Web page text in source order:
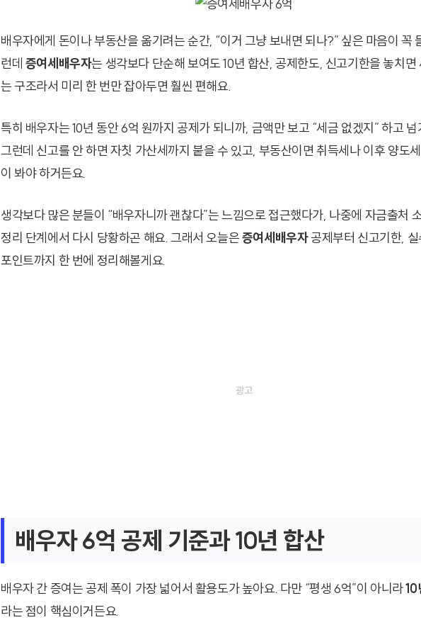
배우자에게 돈이나 부동산을 옮기려는 순간, “이거 그냥 보내면 되나?” 싶은 마음이 꼭
런데 증여세배우자는 생각보다 단순해 보여도 10년 합산, 공제한도, 신고기한을 놓치면
는 구조라서 미리 한 번만 잡아두면 훨씬 편해요.
특히 배우자는 10년 동안 6억 원까지 공제가 되니까, 금액만 보고 “세금 없겠지” 하고 넘
그런데 신고를 안 하면 자칫 가산세까지 붙을 수 있고, 부동산이면 취득세나 이후 양도
이 봐야 하거든요.
생각보다 많은 분들이 “배우자니까 괜찮다”는 느낌으로 접근했다가, 나중에 자금출처
정리 단계에서 다시 당황하곤 해요. 그래서 오늘은증여세배우자공제부터 신고기한,
포인트까지 한 번에 정리해볼게요.
배우자 6억 공제 기준과 10년 합산
배우자 간 증여는 공제 폭이 가장 넓어서 활용도가 높아요. 다만 “평생 6억”이 아니라10
라는 점이 핵심이거든요.